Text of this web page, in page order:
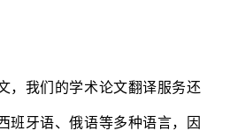
我们的学术论文翻译服务还
班牙语、俄语等多种语言，因